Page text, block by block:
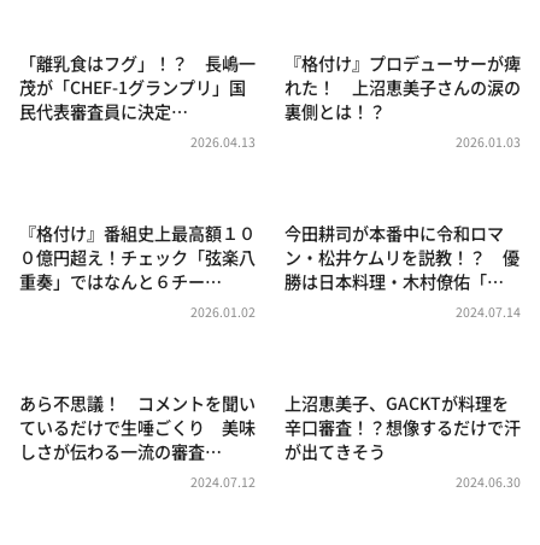
ポツンと一軒家
ザキ山小屋本館
「離乳食はフグ」！？ 長嶋一
茂が「CHEF-1グランプリ」国
民代表審査員に決定…
2026.04.13
『格付け』プロデューサーが痺
れた！ 上沼恵美子さんの涙の
裏側とは！？
2026.01.03
『格付け』番組史上最高額１０
０億円超え！チェック「弦楽八
重奏」ではなんと６チー…
2026.01.02
今田耕司が本番中に令和ロマ
ン・松井ケムリを説教！？ 優
勝は日本料理・木村僚佑「…
2024.07.14
あら不思議！ コメントを聞い
ているだけで生唾ごくり 美味
しさが伝わる一流の審査…
2024.07.12
上沼恵美子、GACKTが料理を
辛口審査！？想像するだけで汗
が出てきそう
2024.06.30